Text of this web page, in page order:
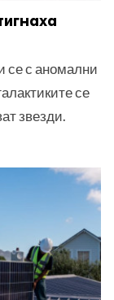
се с аномални
се
звезди.